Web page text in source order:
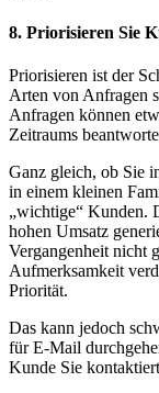
8. Priorisieren Sie
Priorisieren ist der
Arten von Anfragen
Anfragen können
Zeitraums
Ganz gleich, ob Sie
in einem kleinen
„wichtige“ Kunden.
hohen Umsatz
Vergangenheit nicht
Aufmerksamkeit
Priorität.
Das kann jedoch
für E-Mail
Kunde Sie